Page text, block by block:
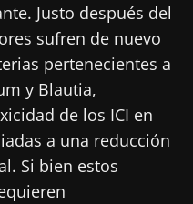
Justo después del
sufren de nuevo
pertenecientes a
y Blautia,
de los ICI en
a una reducción
Si bien estos
y de dejar
la microbiota para
reciba el
Magazine" que
sobre la
para recibir más
generales
de datos